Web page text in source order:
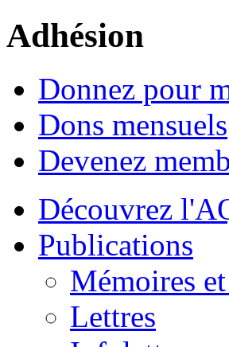
Adhésion
Donnez pour
Dons mensuels
Devenez
Découvrez
Publications
Mémoires
Lettres